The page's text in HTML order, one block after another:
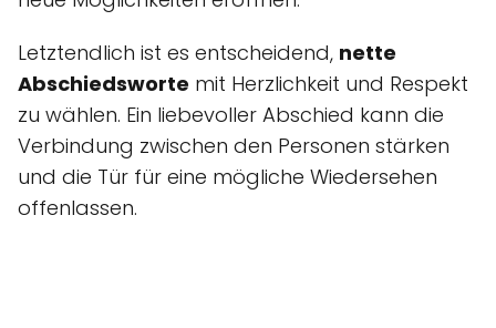
Letztendlich ist es entscheidend, nette
Abschiedsworte mit Herzlichkeit und Respekt
zu wählen. Ein liebevoller Abschied kann die
Verbindung zwischen den Personen stärken
und die Tür für eine mögliche Wiedersehen
offenlassen.